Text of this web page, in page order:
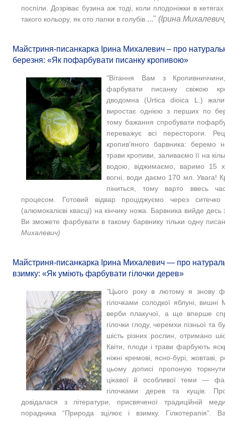
поспіли. Дозріває бузина аж тоді, коли плодоніжки в
такого кольору, як ото лапки в голубів. ..." (Ірина
Майстриня-писанкарка Ірина Михалевич – про
березня: «Як пофарбувати писанку кропивою»
"Вітання Вам з
фарбувати писанку свіжою
дводомна (Urtica dioica L.)
виростає однією з перших по
тому бажання спробувати
переважує всі перестороги.
кропив'яного барвника: беремо
трави кропиви, заливаємо її на
водою, віджимаємо, варимо 15
вогні, води даємо 170 мл. Увага!
піниться, тому варто ввесь
процесом. Готовий відвар проціджуємо через
(алюмокалієві квасці) на кінчику ножа. Барвника вийде десь
Ви зможете фарбувати в такому барвнику тільки одну
Михалевич)
Майстриня-писанкарка Ірина Михалевич — про
взимку: «Як уміють фарбувати гілочки дерев»
"Цього року в лютому я знову
гілочками солодкої яблуні,
верби плакучої, а ще вперше
гілочки глоду, черемхи пізньої та
шість різних рослин, отримано
Квіти, плоди і трави фарбують
ніжні кремові, ясно-бурі, жовтаві,
цьому дописі пропоную
цікавої й особливої теми —
гілочками дерев та кущів.
довідалася з літератури, присвяченої традиційній
порадника “Природа зцілює і взимку. Гілкотерапія”.